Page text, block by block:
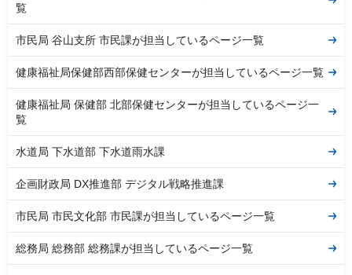
覧
市民局 谷山支所 市民課が担当しているページ一覧
健康福祉局保健部西部保健センターが担当しているページ一覧
健康福祉局 保健部 北部保健センターが担当しているページ一
覧
水道局 下水道部 下水道雨水課
企画財政局 DX推進部 デジタル戦略推進課
市民局 市民文化部 市民課が担当しているページ一覧
総務局 総務部 総務課が担当しているページ一覧